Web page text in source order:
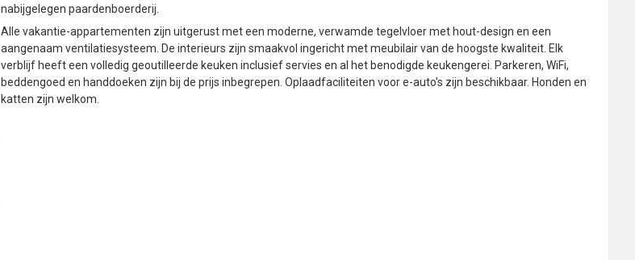
nabijgelegen paardenboerderij.
Alle vakantie-appartementen zijn uitgerust met een moderne, verwamde tegelvloer met hout-design en een
aangenaam ventilatiesysteem. De interieurs zijn smaakvol ingericht met meubilair van de hoogste kwaliteit. Elk
verblijf heeft een volledig geoutilleerde keuken inclusief servies en al het benodigde keukengerei. Parkeren, WiFi,
beddengoed en handdoeken zijn bij de prijs inbegrepen. Oplaadfaciliteiten voor e-auto's zijn beschikbaar. Honden en
katten zijn welkom.